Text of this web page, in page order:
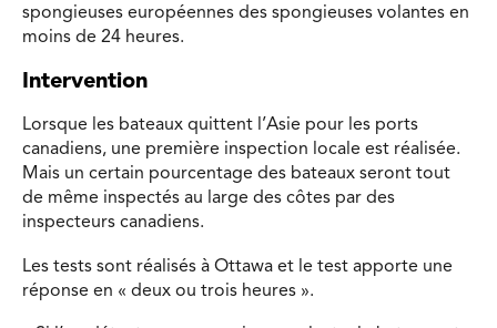
spongieuses européennes des spongieuses volantes en
moins de 24 heures.
Intervention
Lorsque les bateaux quittent l’Asie pour les ports
canadiens, une première inspection locale est réalisée.
Mais un certain pourcentage des bateaux seront tout
de même inspectés au large des côtes par des
inspecteurs canadiens.
Les tests sont réalisés à Ottawa et le test apporte une
réponse en « deux ou trois heures ».